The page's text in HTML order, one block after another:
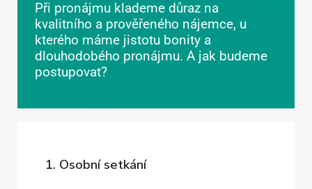
Při pronájmu klademe důraz na
kvalitního a prověřeného nájemce, u
kterého máme jistotu bonity a
dlouhodobého pronájmu. A jak budeme
postupovat?
1. Osobní setkání